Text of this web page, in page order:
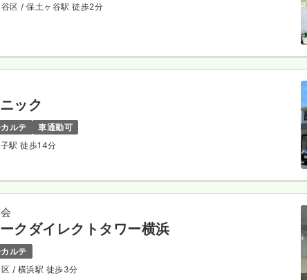
区 / 保土ヶ谷駅 徒歩2分
ック
ルテ
車通勤可
駅 徒歩14分
クダイレクトタワー横浜
ルテ
/ 横浜駅 徒歩3分